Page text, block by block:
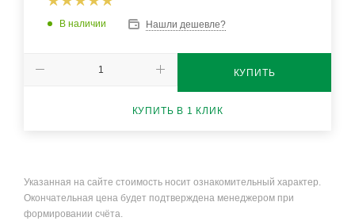
В наличии Нашли дешевле?
КУПИТЬ
КУПИТЬ В 1 КЛИК
Указанная на сайте стоимость носит ознакомительный характер.
Окончательная цена будет подтверждена менеджером при
формировании счёта.